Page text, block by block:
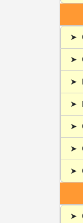
➤
➤
➤
➤
➤
➤
➤
➤